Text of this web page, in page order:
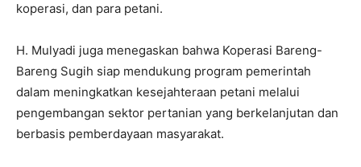
koperasi, dan para petani.
H. Mulyadi juga menegaskan bahwa Koperasi Bareng-
Bareng Sugih siap mendukung program pemerintah
dalam meningkatkan kesejahteraan petani melalui
pengembangan sektor pertanian yang berkelanjutan dan
berbasis pemberdayaan masyarakat.